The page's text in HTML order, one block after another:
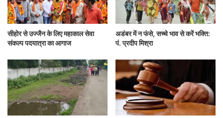
सीहोर से उज्जैन के लिए महाकाल सेवा
संकल्प पदयात्रा का आगाज
अडंबर में न फंसे, सच्चे भाव से करें भक्ति:
पं. प्रदीप मिश्रा